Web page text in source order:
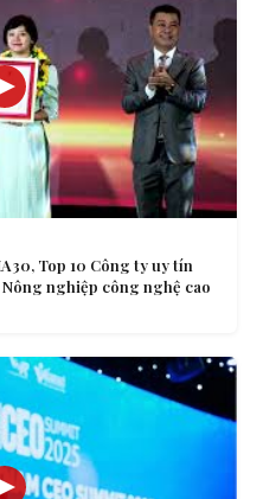
Top 10 Công ty uy tín
nghiệp công nghệ cao